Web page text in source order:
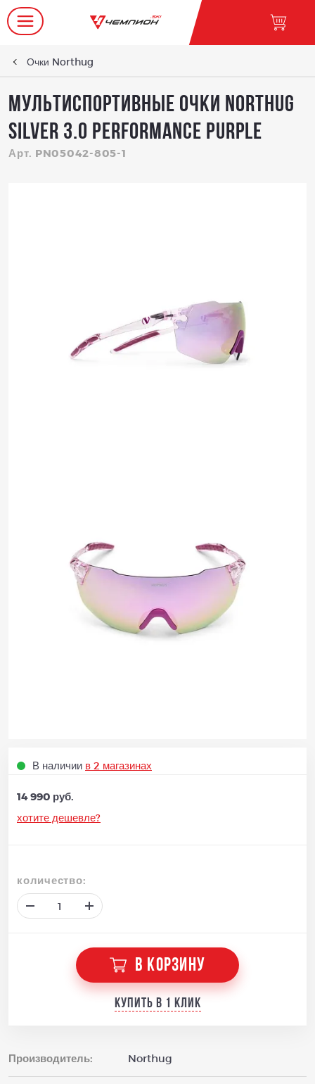
Очки Northug
Мультиспортивные очки NORTHUG
SILVER 3.0 Performance Purple
Арт. PN05042-805-1
В наличии в 2 магазинах
14 990 руб.
хотите дешевле?
количество:
В КОРЗИНУ
Купить в 1 клик
Производитель: Northug